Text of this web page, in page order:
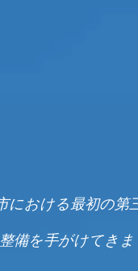
おける最初の第
備を手がけてきま